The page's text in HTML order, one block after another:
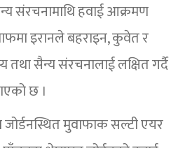
संरचनामाथि हवाई आक्रमण
इरानले बहराइन, कुवेत र
तथा सैन्य संरचनालाई लक्षित गर्दै
छ ।
मुवाफाक सल्टी एयर